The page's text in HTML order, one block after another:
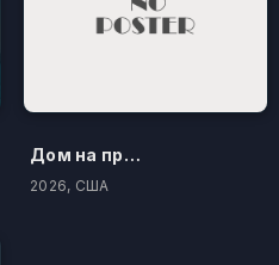
Дом на проклятом холме
2026, США